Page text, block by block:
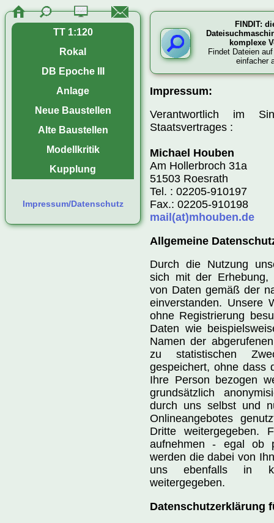
TT 1:120
Rokal
DB Epoche III
Anlage
Neue Baustellen
Alte Baustellen
Modellkritik
Kupplung
Impressum/Datenschutz
FINDIT:
komplexe
Findet Dateien
einfacher
Impressum:
Verantwortlich im
Staatsvertrages :
Michael Houben
Am Hollerbroch 31a
51503 Roesrath
Tel. : 02205-910197
Fax.: 02205-910198
mail(at)mhouben.de
Allgemeine
Durch die Nutzung
sich mit der Erhebung,
von Daten gemäß der
einverstanden. Unsere
ohne Registrierung
Daten wie
Namen der
zu statistischen
gespeichert, ohne dass
Ihre Person bezogen
grundsätzlich
durch uns selbst und
Onlineangebotes
Dritte weitergegeben.
aufnehmen - egal ob
werden die dabei von
uns ebenfalls in
weitergegeben.
Datenschutzerklärung